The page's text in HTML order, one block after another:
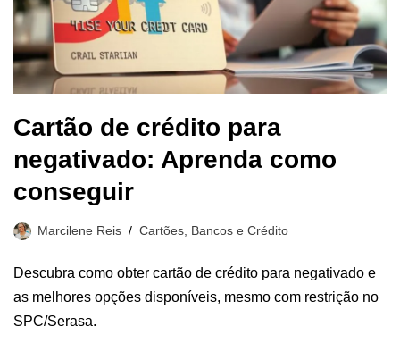
Cartão de crédito para
negativado: Aprenda como
conseguir
Marcilene Reis Cartões, Bancos e Crédito
Descubra como obter cartão de crédito para negativado e
as melhores opções disponíveis, mesmo com restrição no
SPC/Serasa.